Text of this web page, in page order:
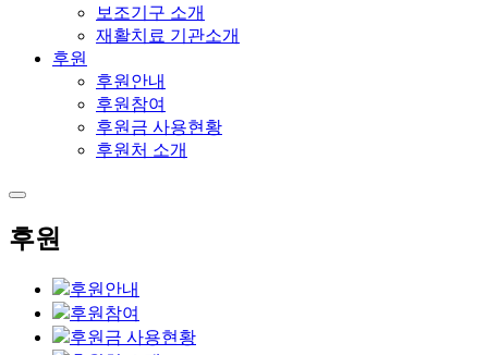
보조기구 소개
재활치료 기관소개
후원
후원안내
후원참여
후원금 사용현황
후원처 소개
후원
후원안내
후원참여
후원금 사용현황